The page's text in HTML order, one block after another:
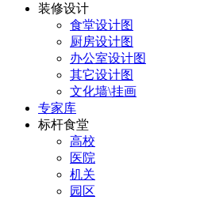
装修设计
食堂设计图
厨房设计图
办公室设计图
其它设计图
文化墙\挂画
专家库
标杆食堂
高校
医院
机关
园区